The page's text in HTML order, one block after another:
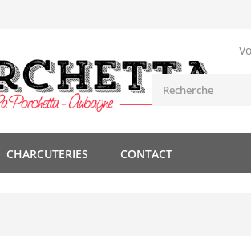
CHARCUTERIES CONTACT